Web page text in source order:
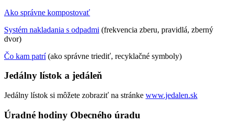
Ako správne kompostovať
Systém nakladania s odpadmi (frekvencia zberu, pravidlá, zberný
dvor)
Čo kam patrí(ako správne triediť, recyklačné symboly)
Jedálny lístok a jedáleň
Jedálny lístok si môžete zobraziť na stránke www.jedalen.sk
Úradné hodiny Obecného úradu